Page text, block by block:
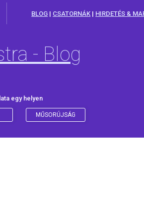
BLOG | CSATORNÁK | HIRDETÉS &
- Blog
egy helyen
MŰSORÚJSÁG